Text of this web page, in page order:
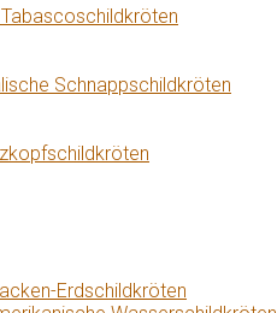
Schnappschildkröten
Erdschildkröten